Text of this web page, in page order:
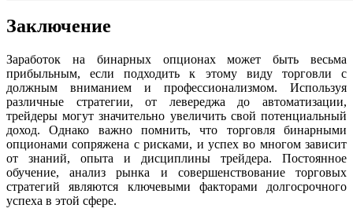
Заключение
Заработок на бинарных опционах может быть весьма
прибыльным, если подходить к этому виду торговли с
должным вниманием и профессионализмом. Используя
различные стратегии, от левереджа до автоматизации,
трейдеры могут значительно увеличить свой потенциальный
доход. Однако важно помнить, что торговля бинарными
опционами сопряжена с рисками, и успех во многом зависит
от знаний, опыта и дисциплины трейдера. Постоянное
обучение, анализ рынка и совершенствование торговых
стратегий являются ключевыми факторами долгосрочного
успеха в этой сфере.